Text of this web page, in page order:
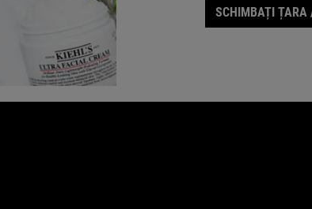
SCHIMBAȚI ȚARA